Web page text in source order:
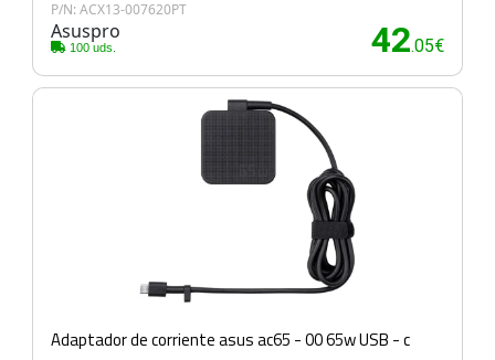
P/N: ACX13-007620PT
Asuspro
100 uds. 42.05€
Adaptador de corriente asus ac65 - 00 65w USB - c